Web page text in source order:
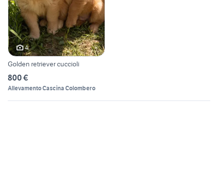
4
Golden retriever cuccioli
800 €
Allevamento Cascina Colombero